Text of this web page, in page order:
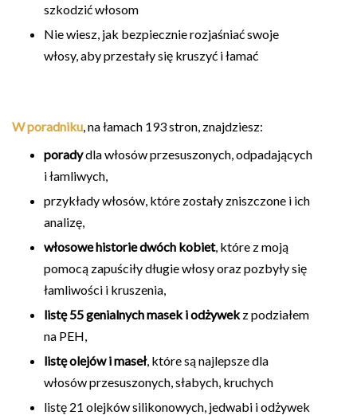
szkodzić włosom
Nie wiesz, jak bezpiecznie rozjaśniać swoje
włosy, aby przestały się kruszyć i łamać
W poradniku, na łamach 193 stron, znajdziesz:
poradydla włosów przesuszonych, odpadających
i łamliwych,
przykłady włosów, które zostały zniszczone i ich
analizę,
włosowe historie dwóch kobiet, które z moją
pomocą zapuściły długie włosy oraz pozbyły się
łamliwości i kruszenia,
listę 55 genialnych masek i odżywekz podziałem
na PEH,
listę olejów i maseł, które są najlepsze dla
włosów przesuszonych, słabych, kruchych
listę 21 olejków silikonowych, jedwabi i odżywek